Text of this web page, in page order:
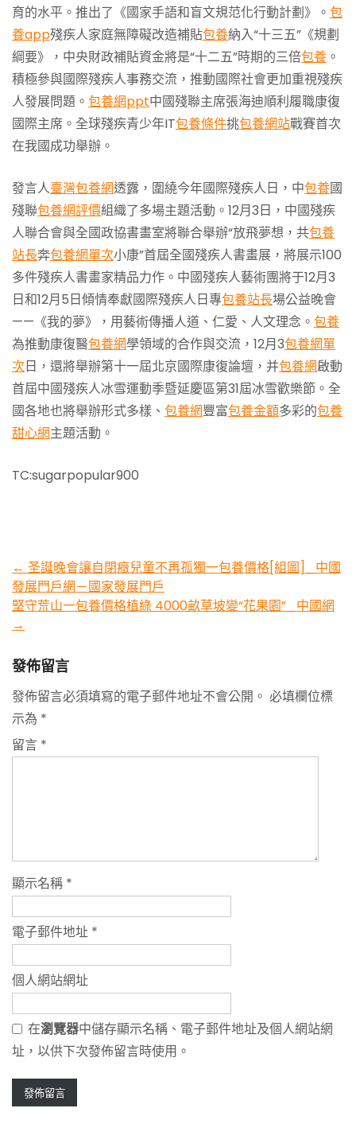
育的水平。推出了《國家手語和盲文規范化行動計劃》。 包
養app殘疾人家庭無障礙改造補貼包養納入“十三五”《規劃
綱要》，中央財政補貼資金將是“十二五”時期的三倍包養 。
積極參與國際殘疾人事務交流，推動國際社會更加重視殘疾
人發展問題。 包養網ppt中國殘聯主席張海迪順利履職康復
國際主席。全球殘疾青少年IT包養條件挑包養網站戰賽首次
在我國成功舉辦。
發言人臺灣包養網透露，圍繞今年國際殘疾人日，中包養國
殘聯包養網評價組織了多場主題活動。12月3日，中國殘疾
人聯合會與全國政協書畫室將聯合舉辦“放飛夢想，共包養
站長奔包養網單次小康”首屆全國殘疾人書畫展，將展示100
多件殘疾人書畫家精品力作。中國殘疾人藝術團將于12月3
日和12月5日傾情奉獻國際殘疾人日專包養站長場公益晚會
——《我的夢》，用藝術傳播人道、仁愛、人文理念。 包養
為推動康復醫包養網學領域的合作與交流，12月3包養網單
次日，還將舉辦第十一屆北京國際康復論壇，并包養網啟動
首屆中國殘疾人冰雪運動季暨延慶區第31屆冰雪歡樂節。全
國各地也將舉辦形式多樣、 包養網豐富包養金額多彩的包養
甜心網主題活動。
TC:sugarpopular900
Post
navigation
← 圣誕晚會讓自閉癥兒童不再孤獨一包養價格[組圖]_中國
發展門戶網－國家發展門戶
堅守荒山一包養價格植綠 4000畝草坡變“花果園”_中國網
→
發佈留言
發佈留言必須填寫的電子郵件地址不會公開。 必填欄位標
示為 *
留言 *
顯示名稱 *
電子郵件地址 *
個人網站網址
在瀏覽器中儲存顯示名稱、電子郵件地址及個人網站網
址，以供下次發佈留言時使用。